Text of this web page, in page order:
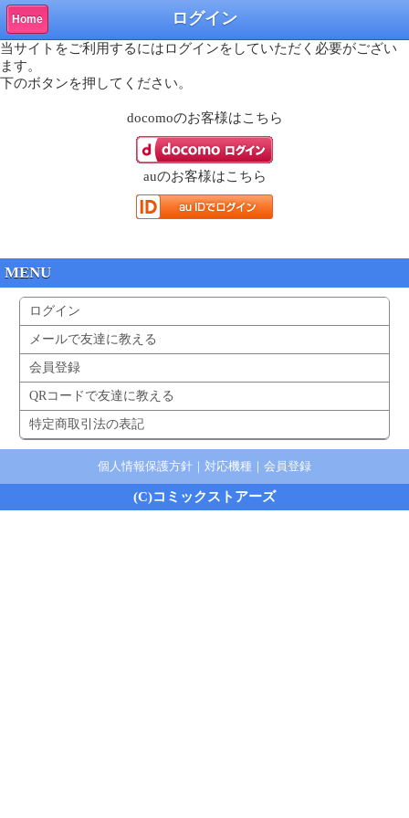
Home ログイン
当サイトをご利用するにはログインをしていただく必要がござい
ます。
下のボタンを押してください。
docomoのお客様はこちら
auのお客様はこちら
MENU
ログイン
メールで友達に教える
会員登録
QRコードで友達に教える
特定商取引法の表記
個人情報保護方針 対応機種 会員登録
(C)コミックストアーズ